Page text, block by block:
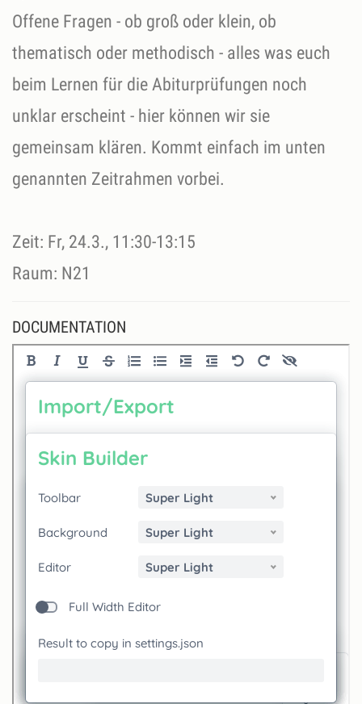
Offene Fragen - ob groß oder klein, ob
thematisch oder methodisch - alles was euch
beim Lernen für die Abiturprüfungen noch
unklar erscheint - hier können wir sie
gemeinsam klären. Kommt einfach im unten
genannten Zeitrahmen vorbei.
Zeit: Fr, 24.3., 11:30-13:15
Raum: N21
DOCUMENTATION